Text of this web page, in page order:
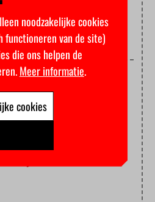
veel Oekraïense
steun
zat te verregenen…
dat vluchtelingen
blijven betalen
noodzakelijke cookies
functioneren van de site)
die ons helpen de
Meer informatie.
cookies